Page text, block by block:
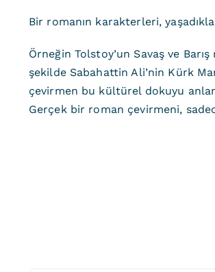
Bir romanın karakterleri,
Örneğin Tolstoy’un Savaş ve
şekilde Sabahattin Ali’nin Kürk
çevirmen bu kültürel dokuyu
Gerçek bir roman çevirmeni,